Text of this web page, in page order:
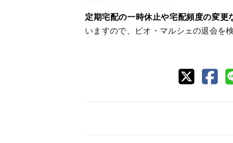
定期宅配の一時休止や宅配頻度の変更
いますので、ビオ・マルシェの退会を